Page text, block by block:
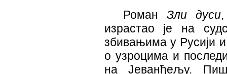
РоманЗли дуси,
израстао је на
збивањима у Русији
о узроцима и
на Јеванђељу.